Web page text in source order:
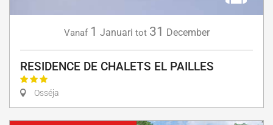
Vanaf 1 Januari tot 31 December
RESIDENCE DE CHALETS EL PAILLES
Osséja